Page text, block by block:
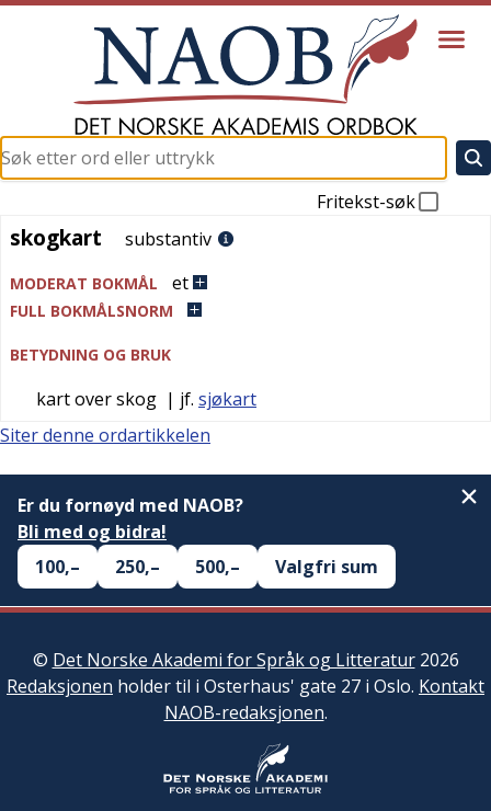
Fritekst-søk
skogkart
skogkart substantiv
MODERAT BOKMÅL et
FULL BOKMÅLSNORM
BETYDNING OG BRUK
kart over skog | jf. sjøkart
Siter denne ordartikkelen
Er du fornøyd med NAOB?
Bli med og bidra!
100,–
250,– 500,– Valgfri sum
© Det Norske Akademi for Språk og Litteratur2026
Redaksjonen holder til i Osterhaus' gate 27 i Oslo. Kontakt
NAOB-redaksjonen.